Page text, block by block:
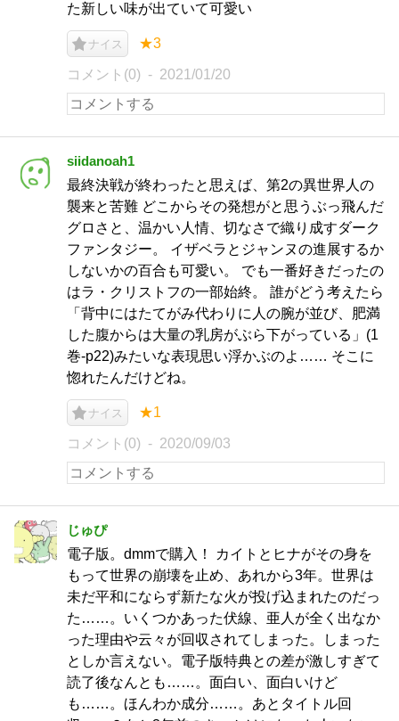
た新しい味が出ていて可愛い
ナイス ★3
コメント(0) 2021/01/20
siidanoah1
最終決戦が終わったと思えば、第2の異世界人の
襲来と苦難 どこからその発想がと思うぶっ飛んだ
グロさと、温かい人情、切なさで織り成すダーク
ファンタジー。 イザベラとジャンヌの進展するか
しないかの百合も可愛い。 でも一番好きだったの
はラ・クリストフの一部始終。 誰がどう考えたら
「背中にはたてがみ代わりに人の腕が並び、肥満
した腹からは大量の乳房がぶら下がっている」(1
巻-p22)みたいな表現思い浮かぶのよ…… そこに
惚れたんだけどね。
ナイス ★1
コメント(0) 2020/09/03
じゅぴ
電子版。dmmで購入！ カイトとヒナがその身を
もって世界の崩壊を止め、あれから3年。世界は
未だ平和にならず新たな火が投げ込まれたのだっ
た……。いくつかあった伏線、亜人が全く出なか
った理由や云々が回収されてしまった。しまった
としか言えない。電子版特典との差が激しすぎて
読了後なんとも……。面白い、面白いけど
も……。ほんわか成分……。あとタイトル回